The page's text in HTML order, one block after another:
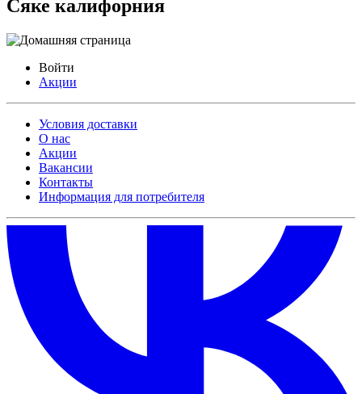
Сяке калифорния
Войти
Акции
Условия доставки
О нас
Акции
Вакансии
Контакты
Информация для потребителя